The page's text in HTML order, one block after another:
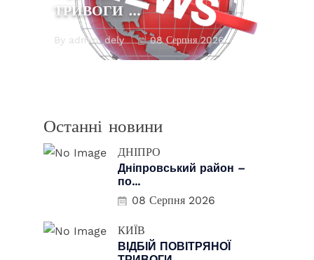
ТРИВОГИ …
By admin_dely 08 Серпня 2026
Останні новини
ДНІПРО
Дніпровський район –
по...
08 Серпня 2026
КИЇВ
ВІДБІЙ ПОВІТРЯНОЇ